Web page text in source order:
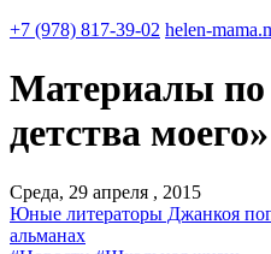
+7 (978) 817-39-02 helen-
Материалы по
детства моего»
Среда, 29 апреля , 2015
Юные литераторы Джанкоя
альманах